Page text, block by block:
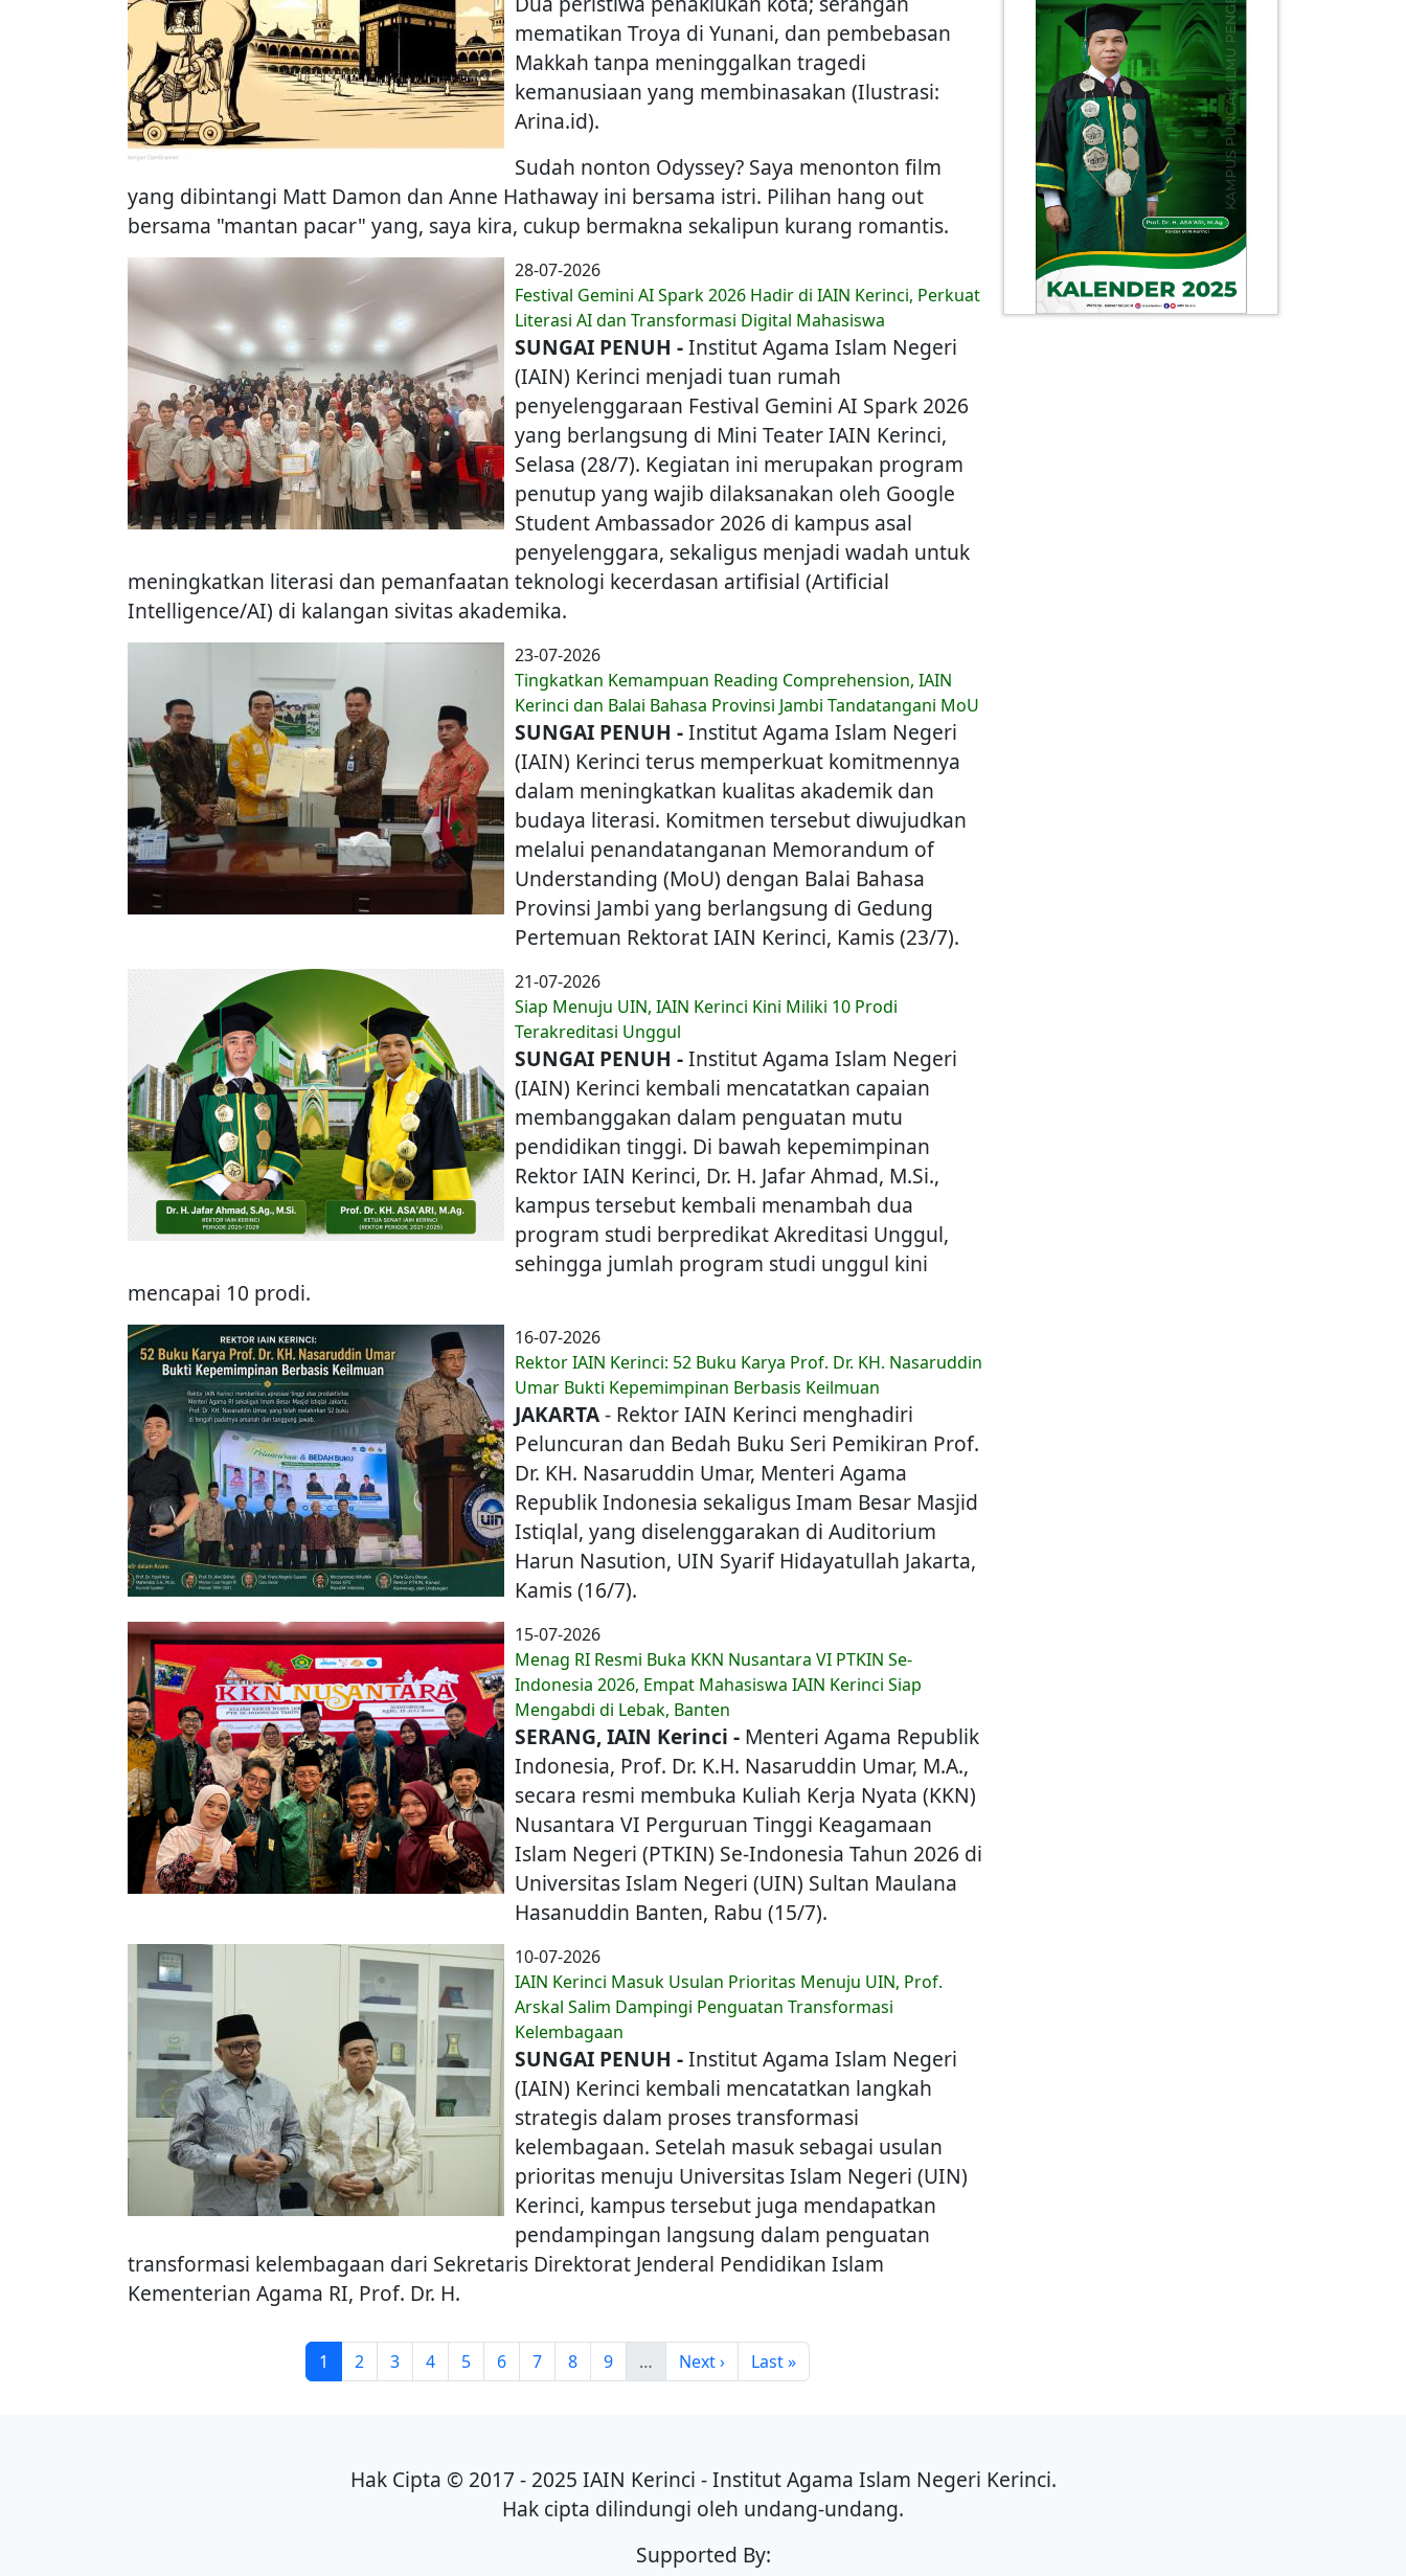
mematikan Troya di Yunani, dan pembebasan
Makkah tanpa meninggalkan tragedi
kemanusiaan yang membinasakan (Ilustrasi:
Arina.id).
Sudah nonton Odyssey? Saya menonton film
yang dibintangi Matt Damon dan Anne Hathaway ini bersama istri. Pilihan hang out
bersama "mantan pacar" yang, saya kira, cukup bermakna sekalipun kurang romantis.
28-07-2026
Festival Gemini AI Spark 2026 Hadir di IAIN Kerinci, Perkuat
Literasi AI dan Transformasi Digital Mahasiswa
SUNGAI PENUH -Institut Agama Islam Negeri
(IAIN) Kerinci menjadi tuan rumah
penyelenggaraan Festival Gemini AI Spark 2026
yang berlangsung di Mini Teater IAIN Kerinci,
Selasa (28/7). Kegiatan ini merupakan program
penutup yang wajib dilaksanakan oleh Google
Student Ambassador 2026 di kampus asal
penyelenggara, sekaligus menjadi wadah untuk
meningkatkan literasi dan pemanfaatan teknologi kecerdasan artifisial (Artificial
Intelligence/AI) di kalangan sivitas akademika.
23-07-2026
Tingkatkan Kemampuan Reading Comprehension, IAIN
Kerinci dan Balai Bahasa Provinsi Jambi Tandatangani MoU
SUNGAI PENUH -Institut Agama Islam Negeri
(IAIN) Kerinci terus memperkuat komitmennya
dalam meningkatkan kualitas akademik dan
budaya literasi. Komitmen tersebut diwujudkan
melalui penandatanganan Memorandum of
Understanding (MoU) dengan Balai Bahasa
Provinsi Jambi yang berlangsung di Gedung
Pertemuan Rektorat IAIN Kerinci, Kamis (23/7).
21-07-2026
Siap Menuju UIN, IAIN Kerinci Kini Miliki 10 Prodi
Terakreditasi Unggul
SUNGAI PENUH -Institut Agama Islam Negeri
(IAIN) Kerinci kembali mencatatkan capaian
membanggakan dalam penguatan mutu
pendidikan tinggi. Di bawah kepemimpinan
Rektor IAIN Kerinci, Dr. H. Jafar Ahmad, M.Si.,
kampus tersebut kembali menambah dua
program studi berpredikat Akreditasi Unggul,
sehingga jumlah program studi unggul kini
mencapai 10 prodi.
16-07-2026
Rektor IAIN Kerinci: 52 Buku Karya Prof. Dr. KH. Nasaruddin
Umar Bukti Kepemimpinan Berbasis Keilmuan
JAKARTA- Rektor IAIN Kerinci menghadiri
Peluncuran dan Bedah Buku Seri Pemikiran Prof.
Dr. KH. Nasaruddin Umar, Menteri Agama
Republik Indonesia sekaligus Imam Besar Masjid
Istiqlal, yang diselenggarakan di Auditorium
Harun Nasution, UIN Syarif Hidayatullah Jakarta,
Kamis (16/7).
15-07-2026
Menag RI Resmi Buka KKN Nusantara VI PTKIN Se-
Indonesia 2026, Empat Mahasiswa IAIN Kerinci Siap
Mengabdi di Lebak, Banten
SERANG, IAIN Kerinci - Menteri Agama Republik
Indonesia, Prof. Dr. K.H. Nasaruddin Umar, M.A.,
secara resmi membuka Kuliah Kerja Nyata (KKN)
Nusantara VI Perguruan Tinggi Keagamaan
Islam Negeri (PTKIN) Se-Indonesia Tahun 2026 di
Universitas Islam Negeri (UIN) Sultan Maulana
Hasanuddin Banten, Rabu (15/7).
10-07-2026
IAIN Kerinci Masuk Usulan Prioritas Menuju UIN, Prof.
Arskal Salim Dampingi Penguatan Transformasi
Kelembagaan
SUNGAI PENUH -Institut Agama Islam Negeri
(IAIN) Kerinci kembali mencatatkan langkah
strategis dalam proses transformasi
kelembagaan. Setelah masuk sebagai usulan
prioritas menuju Universitas Islam Negeri (UIN)
Kerinci, kampus tersebut juga mendapatkan
pendampingan langsung dalam penguatan
transformasi kelembagaan dari Sekretaris Direktorat Jenderal Pendidikan Islam
Kementerian Agama RI, Prof. Dr. H.
Page
1 Page
2 Page
3 Page
4 Page
5 Page
6 Page
7 Page
8 Page
9 … Next page
Next › Last page
Last »
Hak Cipta © 2017 - 2025 IAIN Kerinci - Institut Agama Islam Negeri Kerinci.
Hak cipta dilindungi oleh undang-undang.
Supported By: